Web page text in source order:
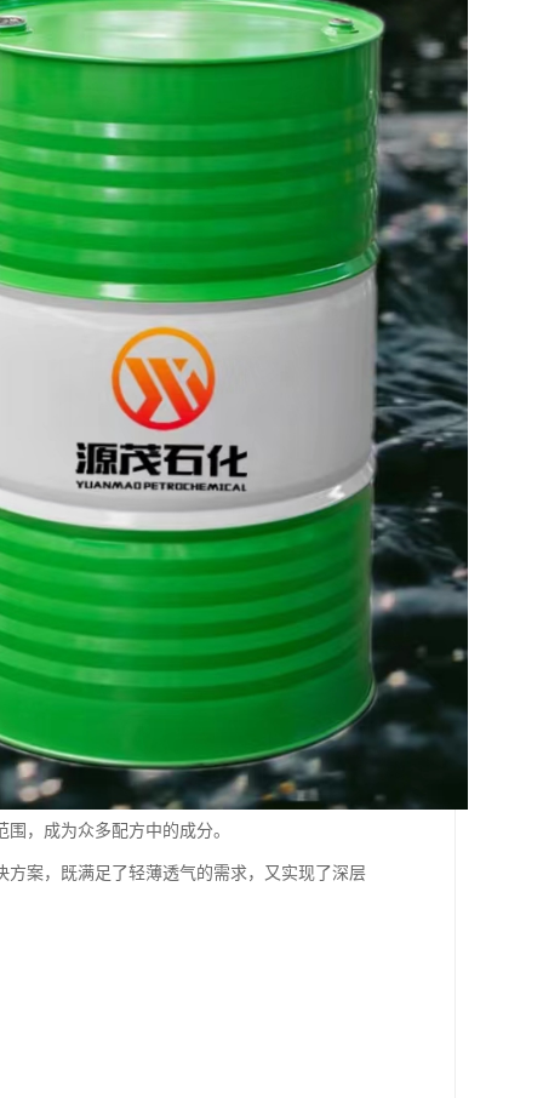
，成为众多配方中的成分。
案，既满足了轻薄透气的需求，又实现了深层